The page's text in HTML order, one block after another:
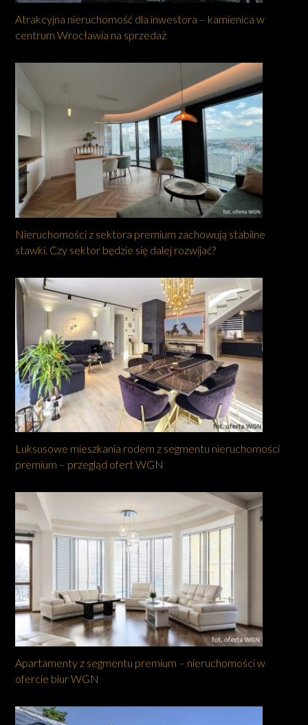
Atrakcyjna nieruchomość dla inwestora – kamienica w
centrum Wrocławia na sprzedaż
Nieruchomości z sektora premium zachowują stabilne
stawki. Czy sektor będzie się dalej rozwijać?
Luksusowe mieszkania rodem z segmentu nieruchomości
premium – przegląd ofert WGN
Apartamenty z segmentu premium – nieruchomości w
ofercie biur WGN